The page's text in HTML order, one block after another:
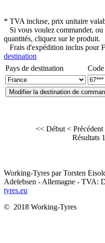
* TVA incluse, prix unitaire
Si vous voulez commander,
quantités, cliquez sur le produit.
Frais d'expédition inclus pour
destination
Pays de destination
<< Début < Précédent
Résultats
Working-Tyres par Torsten
Adelebsen - Allemagne - TVA:
tyres.eu
© 2018 Working-Tyres